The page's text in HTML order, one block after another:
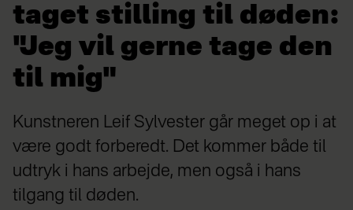
taget stilling til døden:
"Jeg vil gerne tage den
til mig"
Kunstneren Leif Sylvester går meget op i at
være godt forberedt. Det kommer både til
udtryk i hans arbejde, men også i hans
tilgang til døden.